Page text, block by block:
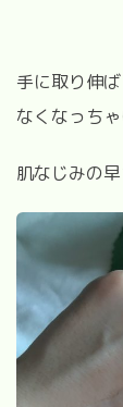
手に取り伸
なくなっちゃ
肌なじみの